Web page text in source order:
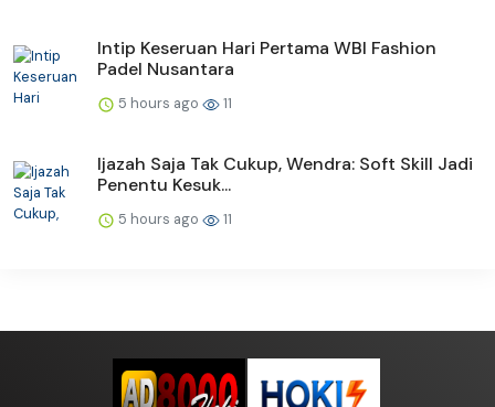
Intip Keseruan Hari Pertama WBI Fashion
Padel Nusantara
5 hours ago 11
Ijazah Saja Tak Cukup, Wendra: Soft Skill Jadi
Penentu Kesuk...
5 hours ago 11